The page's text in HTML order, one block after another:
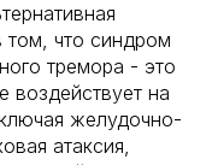
том, что синдром
тремора - это
воздействует на
желудочно-
атаксия,